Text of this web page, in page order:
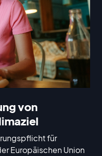
von
für
Europäischen Union